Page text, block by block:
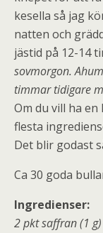
kesella så jag
natten och
jästid på 12-14
sovmorgon.
timmar tidigare
Om du vill ha
flesta
Det blir godast
Ca 30 goda
Ingredienser:
2 pkt saffran (1 g)